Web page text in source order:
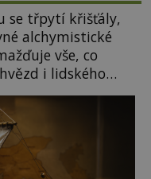
se třpytí křišťály,
alchymistické
vše, co
i lidského
jeho slavné sbírky
navždy. Kdo
ještě někde
[…]